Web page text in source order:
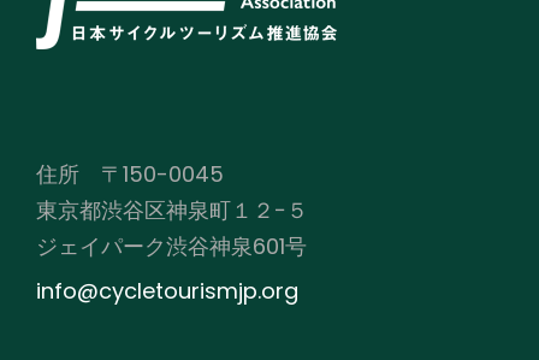
住所 〒150-0045
東京都渋谷区神泉町１２−５
ジェイパーク渋谷神泉601号
info@cycletourismjp.org